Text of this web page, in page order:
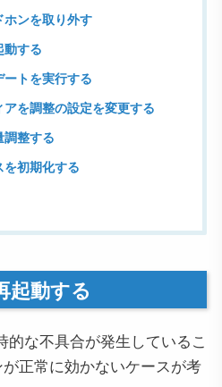
ンを取り外す
する
トを実行する
を調整の設定を変更する
整する
初期化する
起動する
的な不具合が発生しているこ
正常に効かないケースが考